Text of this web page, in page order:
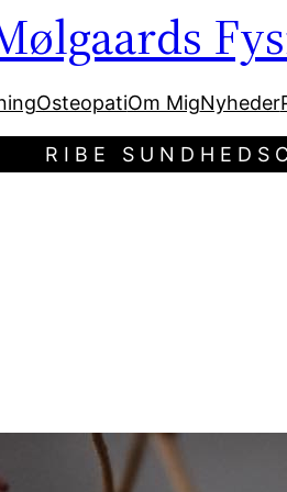
OsteopatiOm MigNyheder
RIBE